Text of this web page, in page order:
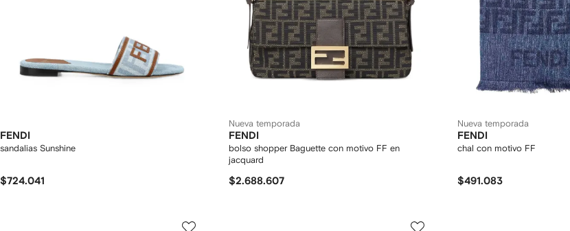
FENDI
sandalias Sunshine
$724.041
Nueva temporada
FENDI
bolso shopper Baguette con motivo FF en
jacquard
$2.688.607
Nueva temporada
FENDI
chal con motivo FF
$491.083